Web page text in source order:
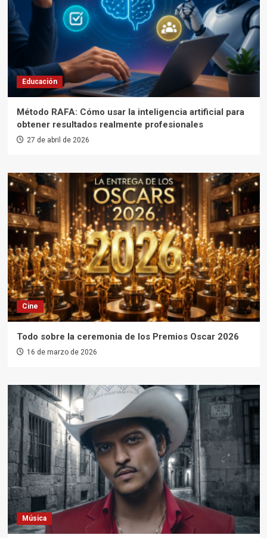
Educación
Método RAFA: Cómo usar la inteligencia artificial para
obtener resultados realmente profesionales
27 de abril de 2026
Cine
Todo sobre la ceremonia de los Premios Oscar 2026
16 de marzo de 2026
Música